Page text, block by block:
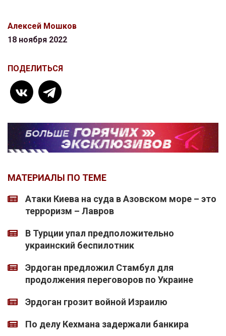
Алексей Мошков
18 ноября 2022
ПОДЕЛИТЬСЯ
МАТЕРИАЛЫ ПО ТЕМЕ
Атаки Киева на суда в Азовском море – это
терроризм – Лавров
В Турции упал предположительно
украинский беспилотник
Эрдоган предложил Стамбул для
продолжения переговоров по Украине
Эрдоган грозит войной Израилю
По делу Кехмана задержали банкира